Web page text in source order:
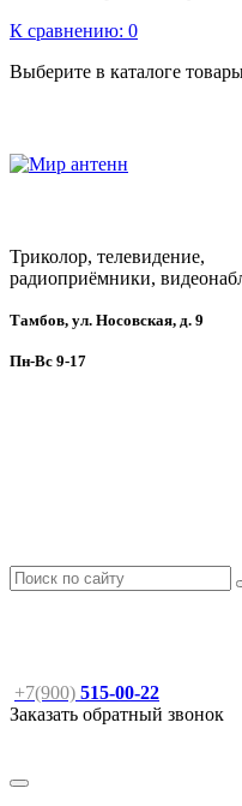
К сравнению: 0
Выберите в каталоге
Триколор, телевидение,
радиоприёмники,
Тамбов, ул. Носовская, д. 9
Пн-Вс 9-17
+7(900) 515-00-22
Заказать обратный звонок